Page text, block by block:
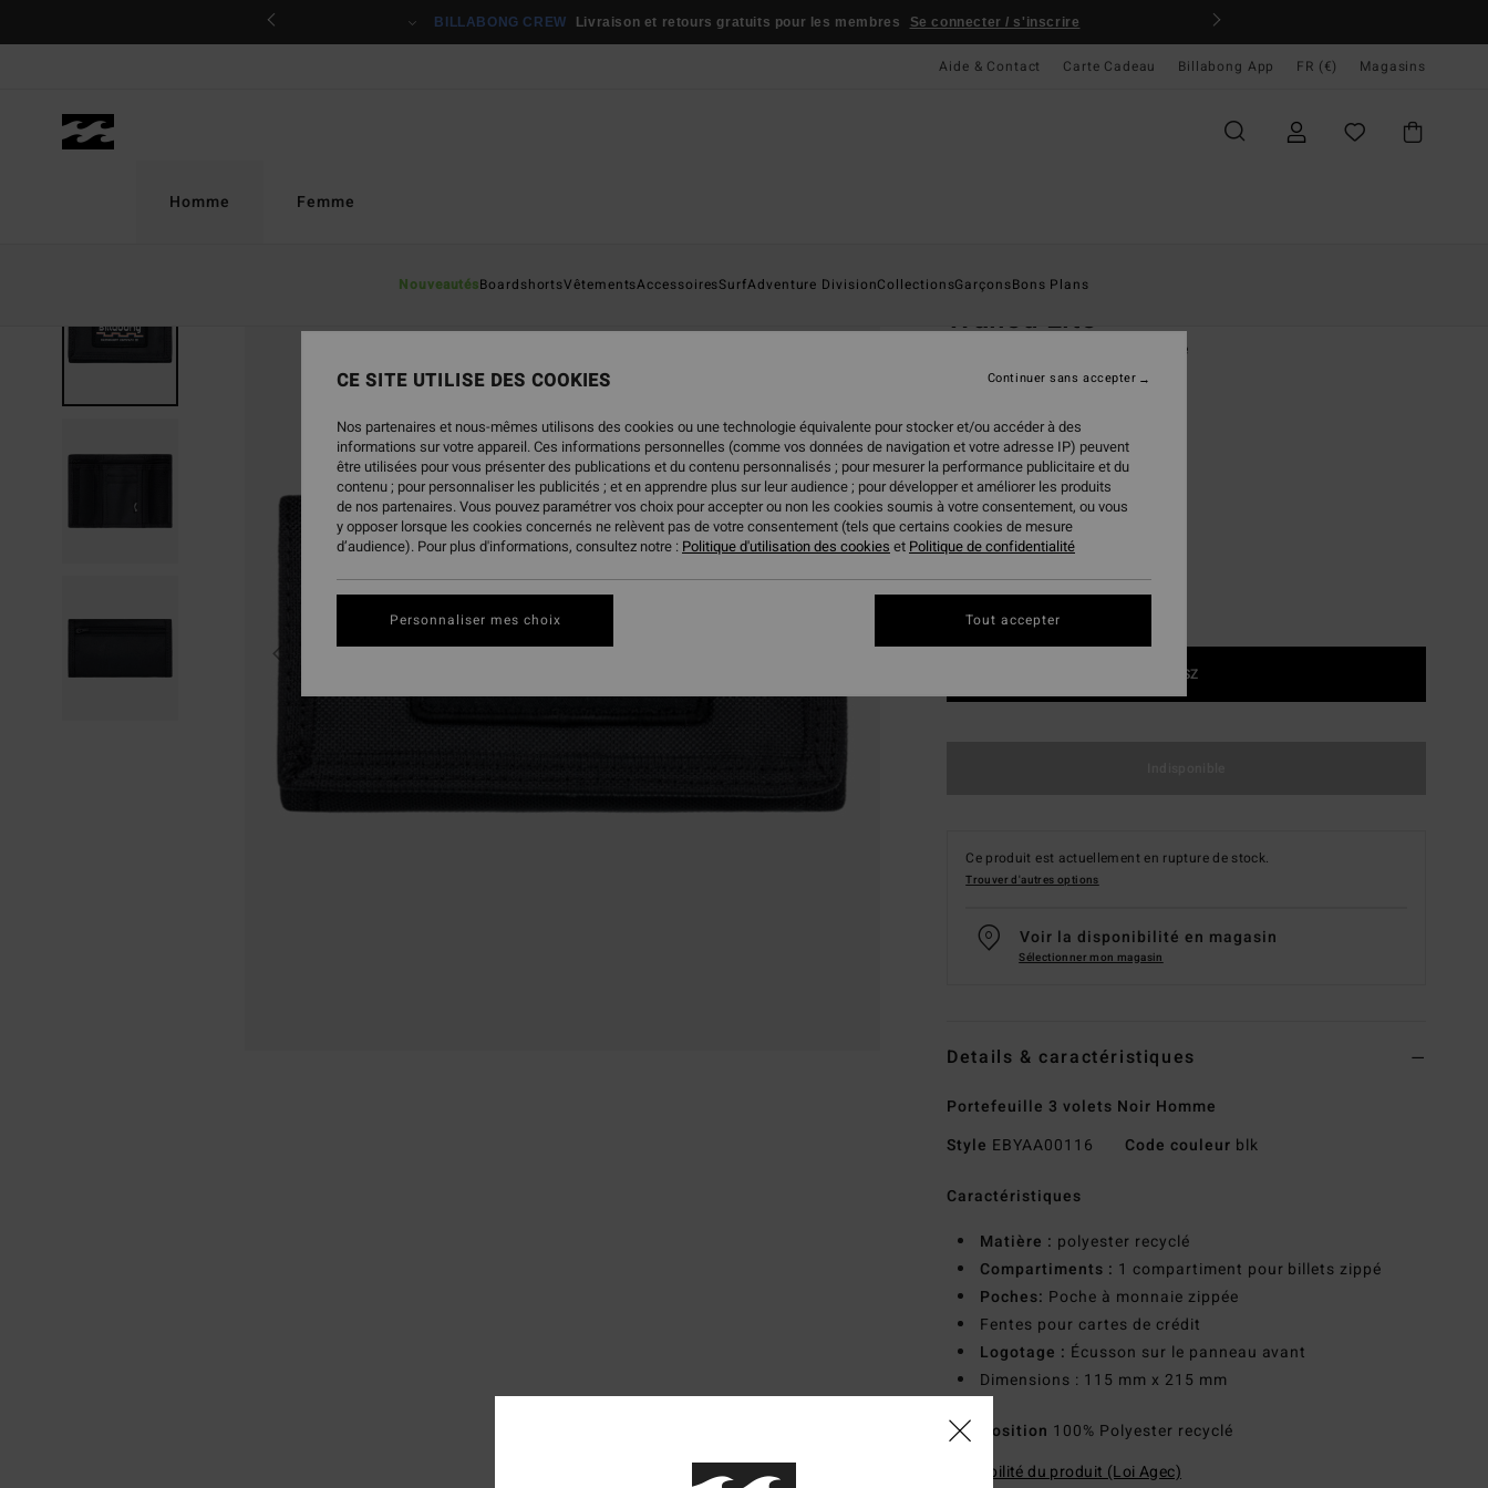
BILLABONG CREW Livraison et retours gratuits pour les membres Se connecter / s'inscrire
Aide & Contact Carte Cadeau Billabong App FR (€) Magasins
Homme
NouveautésBoardshortsVêtementsAccessoiresSurfAdventure DivisionCollectionsGarçonsBons Plans
Femme
RUPTURE DE STOCK
Walled Lite
Portefeuille 3 volets Noir Homme
(2 Avis)
19,95 €
CouleurBlack
1SZ
Ce produit est actuellement en rupture de stock.
Trouver d'autres options
Voir la disponibilité en magasin
Sélectionner mon magasin
Details & caractéristiques
Portefeuille 3 volets Noir Homme
Style EBYAA00116 Code couleur blk
Caractéristiques
Matière : polyester recyclé
Compartiments : 1 compartiment pour billets zippé
Poches: Poche à monnaie zippée
Fentes pour cartes de crédit
Logotage : Écusson sur le panneau avant
Dimensions : 115 mm x 215 mm
Composition 100% Polyester recyclé
Traçabilité du produit (Loi Agec)
CE SITE UTILISE DES COOKIES
Nos partenaires et nous-mêmes utilisons des cookies ou une technologie équivalente pour stocker et/ou accéder à des
informations sur votre appareil. Ces informations personnelles (comme vos données de navigation et votre adresse IP) peuvent
être utilisées pour vous présenter des publications et du contenu personnalisés ; pour mesurer la performance publicitaire et du
contenu ; pour personnaliser les publicités ; et en apprendre plus sur leur audience ; pour développer et améliorer les produits
de nos partenaires. Vous pouvez paramétrer vos choix pour accepter ou non les cookies soumis à votre consentement, ou vous
y opposer lorsque les cookies concernés ne relèvent pas de votre consentement (tels que certains cookies de mesure
d’audience). Pour plus d'informations, consultez notre : Politique d'utilisation des cookies et Politique de confidentialité
Personnaliser mes choix
Continuer sans accepter
Tout accepter